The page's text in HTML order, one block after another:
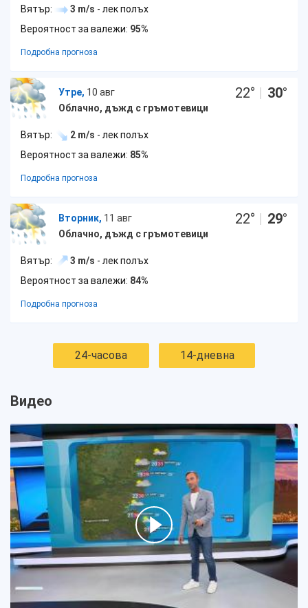
Вятър: 3 m/s - лек полъх
Вероятност за валежи: 95%
Подробна прогноза
Утре, 10 авг
Облачно, дъжд с гръмотевици
22° | 30°
Вятър: 2 m/s - лек полъх
Вероятност за валежи: 85%
Подробна прогноза
Вторник, 11 авг
Облачно, дъжд с гръмотевици
22° | 29°
Вятър: 3 m/s - лек полъх
Вероятност за валежи: 84%
Подробна прогноза
24-часова 14-дневна
Видео